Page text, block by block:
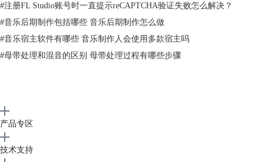
SampleScience推出免费铺底音插件
#注册FL Studio账号时一直提示reCAPTCHA验证失败怎么解决？
#音乐后期制作包括哪些 音乐后期制作怎么做
#音乐宿主软件有哪些 音乐制作人会使用多款宿主吗
#母带处理和混音的区别 母带处理过程有哪些步骤
产品专区
技术支持